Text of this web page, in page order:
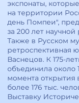
экспонаты,
на территории
день Помпеи",
за 200 лет
Также в Русском
ретроспективная
Васнецов. К 175-
объединила около
момента открытия
более 176 тыс.
Выставку